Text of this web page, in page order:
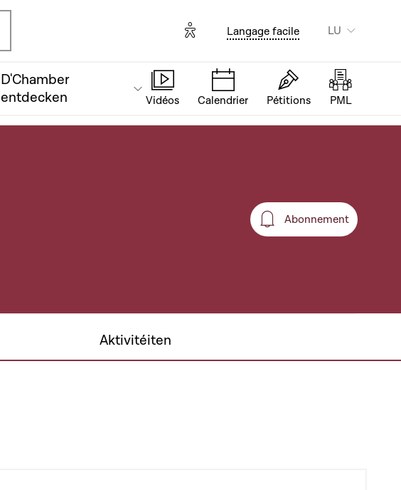
Options d'accessibilité
Langage facile LU
D'Chamber
entdecken
Vidéos Calendrier Pétitions PML
Abonnement
Abonnement
Aktivitéiten